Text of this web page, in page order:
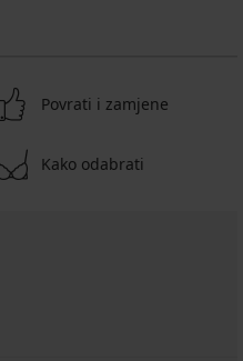
Povrati i zamjene
Kako odabrati